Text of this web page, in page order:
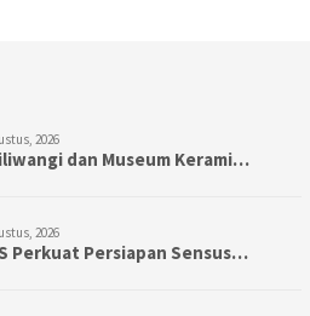
2026
dan Museum Kerami…
2026
Perkuat Persiapan Sensus…